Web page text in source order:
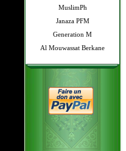
MuslimPh
Janaza PFM
Generation M
Al Mouwassat Berkane